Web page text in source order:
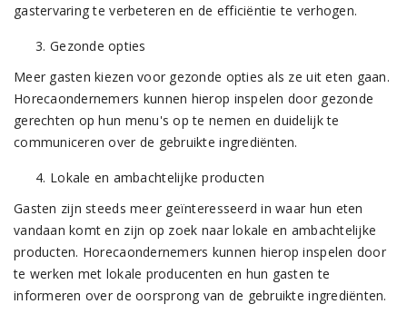
gastervaring te verbeteren en de efficiëntie te verhogen.
Gezonde opties
Meer gasten kiezen voor gezonde opties als ze uit eten gaan.
Horecaondernemers kunnen hierop inspelen door gezonde
gerechten op hun menu's op te nemen en duidelijk te
communiceren over de gebruikte ingrediënten.
Lokale en ambachtelijke producten
Gasten zijn steeds meer geïnteresseerd in waar hun eten
vandaan komt en zijn op zoek naar lokale en ambachtelijke
producten. Horecaondernemers kunnen hierop inspelen door
te werken met lokale producenten en hun gasten te
informeren over de oorsprong van de gebruikte ingrediënten.